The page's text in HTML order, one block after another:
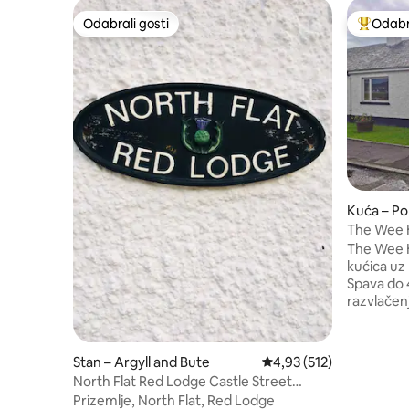
Odabrali gosti
Odabrali gosti
Stan – Argyll and Bute Prosječna ocjena: 4,93/
4,93 (512)
North Flat Red Lodge Castle Street
Tarbert
Prizemlje, North Flat, Red Lodge
Među
Kuća –
The Wee
The Wee
kućica uz
Spava do